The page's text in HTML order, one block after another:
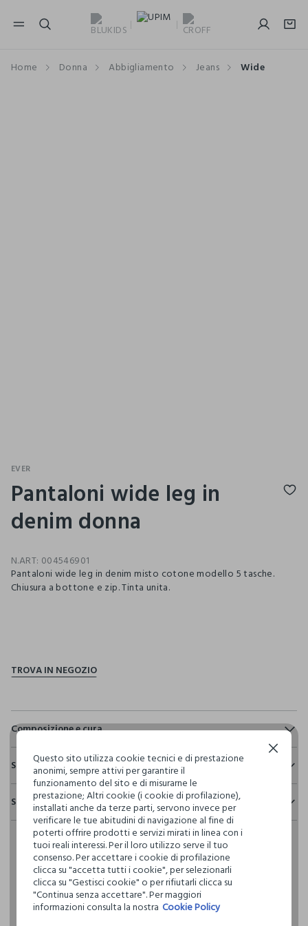
NAVIGATION.ARIA.GOTOMAINCONTENT
Home Donna Abbigliamento Jeans Wide
EVER
Pantaloni wide leg in
denim donna
N.ART: 004546901
Pantaloni wide leg in denim misto cotone modello 5 tasche.
Chiusura a bottone e zip. Tinta unita.
Composizione e cura
Composizione:
75% COTONE,25% LYOCELL
NON CANDEGGIARE
TEMPERATURA MASSIMA 40°C - PROCEDURA DELICATA
LAVAGGIO A SECCO PROFESSIONALE CON
TETRACLOROETILENE E TUTTI I SOLVENTI INDICATI CON IL
SEGNO F - PROCEDURA DELICATA
Sostenibilità e trasparenza
Sicurezza
Il 100% dei nostri articoli viene sottoposto a test chimico-
fisici, per verificarne il rispetto dei limiti che abbiamo
definito per l’uso di sostanze chimiche, talvolta anche più
restrittivi rispetto a quelli previsti dalla normativa
internazionale.
Clicca qui per vedere i dettagli
I nostri fornitori
Spedizione e resi
Hai fino a 30 giorni dalla consegna del tuo ordine online per
cambiare idea e restituire i prodotti che hai acquistato.
Questo sito utilizza cookie tecnici e di prestazione
anonimi, sempre attivi per garantire il
funzionamento del sito e di misurarne le
prestazione; Altri cookie (i cookie di profilazione),
installati anche da terze parti, servono invece per
verificare le tue abitudini di navigazione al fine di
poterti offrire prodotti e servizi mirati in linea con i
tuoi reali interessi. Per il loro utilizzo serve il tuo
consenso. Per accettare i cookie di profilazione
clicca su "accetta tutti i cookie", per selezionarli
clicca su "Gestisci cookie" o per rifiutarli clicca su
"Continua senza accettare". Per maggiori
informazioni consulta la nostra Cookie Policy
Continua senza accettare